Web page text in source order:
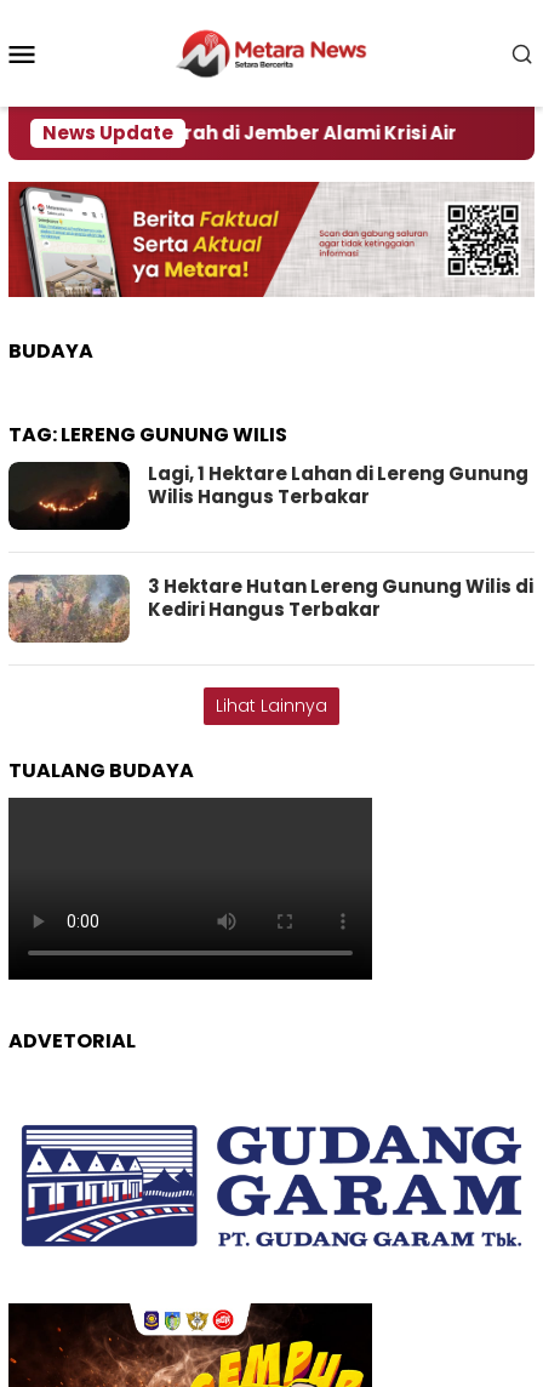
konten
News Update
Daerah di Jember Alami Krisi Air
BUDAYA
TAG:LERENG GUNUNG WILIS
Lagi, 1 Hektare Lahan di Lereng Gunung
Wilis Hangus Terbakar
3 Hektare Hutan Lereng Gunung Wilis di
Kediri Hangus Terbakar
Lihat Lainnya
TUALANG BUDAYA
ADVETORIAL